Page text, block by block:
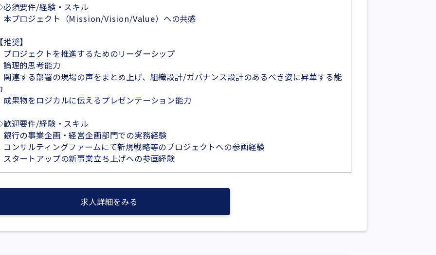
須要件/経験・スキル
本プロジェクト（Mission/Vision/Value）への共感
奨】
プロジェクトを推進するためのリーダーシップ
論理的思考能力
関連する部署の現場の声をまとめ上げ、組織設計/ガバナンス設計のあるべき姿に昇華する能
成果物をロジカルに伝えるプレゼンテーション能力
迎要件/経験・スキル
銀行の事業企画・経営企画部門での実務経験
コンサルティングファームにて新規戦略等のプロジェクトへの参画経験
スタートアップの新事業立ち上げへの参画経験
求人詳細をみる